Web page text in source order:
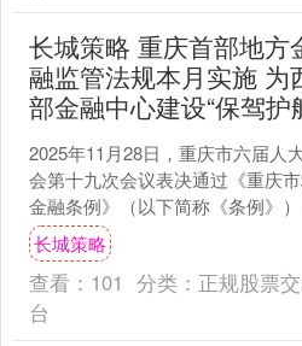
长城策略 重庆首部地方
融监管法规本月实施 为
部金融中心建设“保驾护
2025年11月28日，重庆市六届人
会第十九次会议表决通过《重庆
金融条例》（以下简称《条例》
为重庆市首部专门针对地方金融监
域制定的地方性法....
长城策略
查看： 101 分类： 正规股票
台